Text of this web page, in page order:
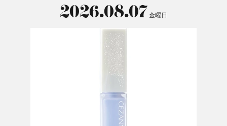
2026.08.07 金曜日